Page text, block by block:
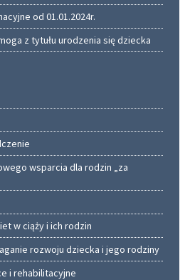
od 01.01.2024r.
z tytułu urodzenia się dziecka
wsparcia dla rodzin „za
w ciąży i ich rodzin
rozwoju dziecka i jego rodziny
i rehabilitacyjne